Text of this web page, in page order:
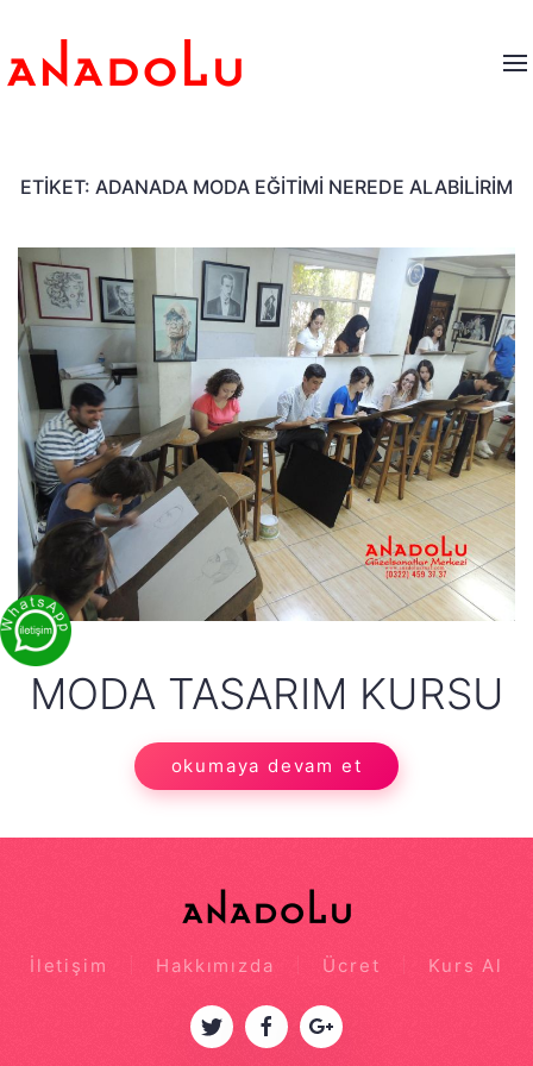
ETIKET: ADANADA MODA EĞITIMI NEREDE ALABILIRIM
MODA TASARIM KURSU
okumaya devam et
İletişim Hakkımızda Ücret Kurs Al